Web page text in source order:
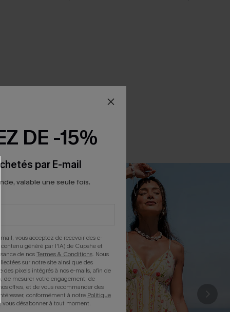
DE -15%
par E-mail
valable une seule fois.
vous acceptez de recevoir des e-
généré par l'IA) de Cupshe et
de nosTermes & Conditions. Nous
sur notre site ainsi que des
des pixels intégrés à nos e-mails, afin de
de mesurer votre engagement, de
offres, et de vous recommander des
conformément à notre Politique
vous désabonner à tout moment.